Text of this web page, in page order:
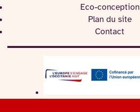
Eco-conception
Plan du site
Contact